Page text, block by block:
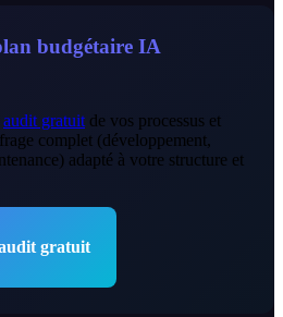
budgétaire IA
audit gratuit de vos processus et
complet (développement,
adapté à votre structure et
gratuit